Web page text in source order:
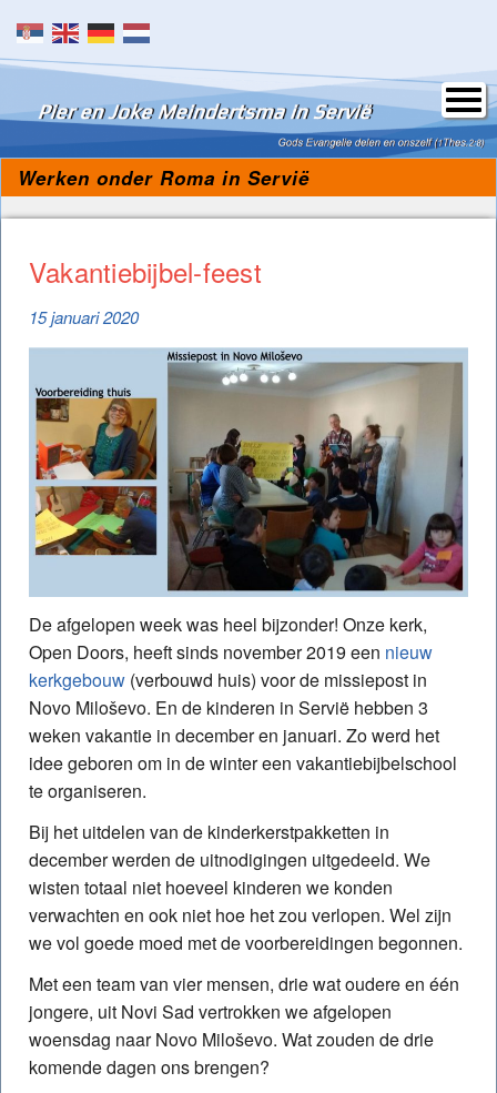
Skip to content
Vakantiebijbel-feest
15 januari 2020
De afgelopen week was heel bijzonder! Onze kerk,
Open Doors, heeft sinds november 2019 een nieuw
kerkgebouw (verbouwd huis) voor de missiepost in
Novo Miloševo. En de kinderen in Servië hebben 3
weken vakantie in december en januari. Zo werd het
idee geboren om in de winter een vakantiebijbelschool
te organiseren.
Bij het uitdelen van de kinderkerstpakketten in
december werden de uitnodigingen uitgedeeld. We
wisten totaal niet hoeveel kinderen we konden
verwachten en ook niet hoe het zou verlopen. Wel zijn
we vol goede moed met de voorbereidingen begonnen.
Met een team van vier mensen, drie wat oudere en één
jongere, uit Novi Sad vertrokken we afgelopen
woensdag naar Novo Miloševo. Wat zouden de drie
komende dagen ons brengen?
Werken onder Roma in Servië